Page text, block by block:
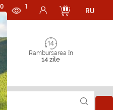
0 1
RU
Rambursarea în
14 zile